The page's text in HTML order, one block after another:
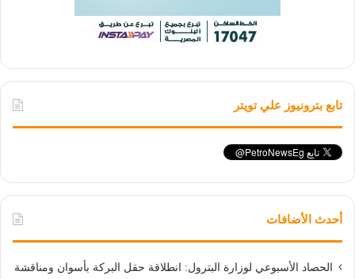
تابع بترونيوز علي تويتر
أحدث الأضافات
الحصاد الأسبوعي لوزارة البترول: انطلاقة حقل البركة بأسوان ومناقشة